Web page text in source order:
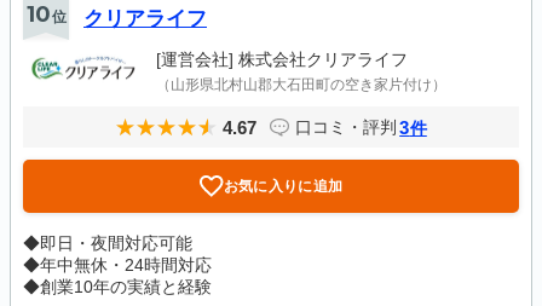
10位 クリアライフ
[運営会社] 株式会社クリアライフ
（山形県北村山郡大石田町の空き家片付け）
4.67 口コミ・評判 3件
お気に入りに追加
◆即日・夜間対応可能
◆年中無休・24時間対応
◆創業10年の実績と経験